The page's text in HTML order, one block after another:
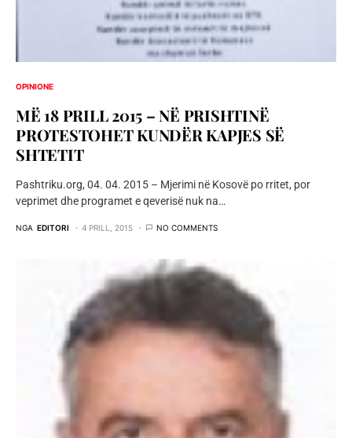
OPINIONE
MË 18 PRILL 2015 – NË PRISHTINË
PROTESTOHET KUNDËR KAPJES SË
SHTETIT
Pashtriku.org, 04. 04. 2015 – Mjerimi në Kosovë po rritet, por
veprimet dhe programet e qeverisë nuk na…
NGA EDITORI 4 PRILL, 2015 NO COMMENTS